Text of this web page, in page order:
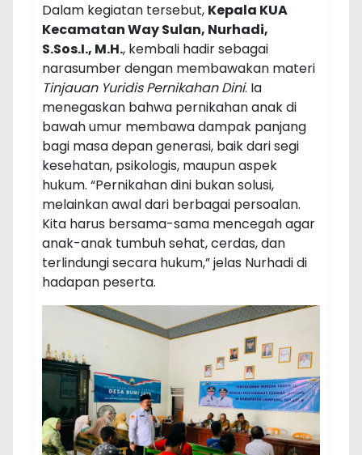
Dalam kegiatan tersebut, Kepala KUA
Kecamatan Way Sulan, Nurhadi,
S.Sos.I., M.H., kembali hadir sebagai
narasumber dengan membawakan materi
Tinjauan Yuridis Pernikahan Dini. Ia
menegaskan bahwa pernikahan anak di
bawah umur membawa dampak panjang
bagi masa depan generasi, baik dari segi
kesehatan, psikologis, maupun aspek
hukum. “Pernikahan dini bukan solusi,
melainkan awal dari berbagai persoalan.
Kita harus bersama-sama mencegah agar
anak-anak tumbuh sehat, cerdas, dan
terlindungi secara hukum,” jelas Nurhadi di
hadapan peserta.